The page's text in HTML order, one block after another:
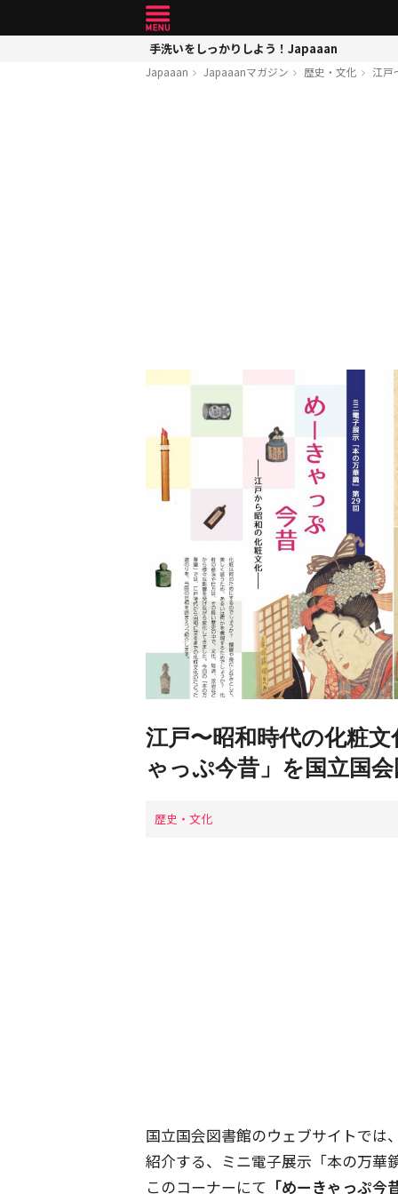
手洗いをしっかりしよう！Japaaan
Japaaan Japaaanマガジン 歴史・文化 江戸
江戸〜昭和時代の化粧
ゃっぷ今昔」を国立国
歴史・文化
国立国会図書館のウェブサイトでは
紹介する、ミニ電子展示「本の万華
このコーナーにて 「めーきゃっぷ